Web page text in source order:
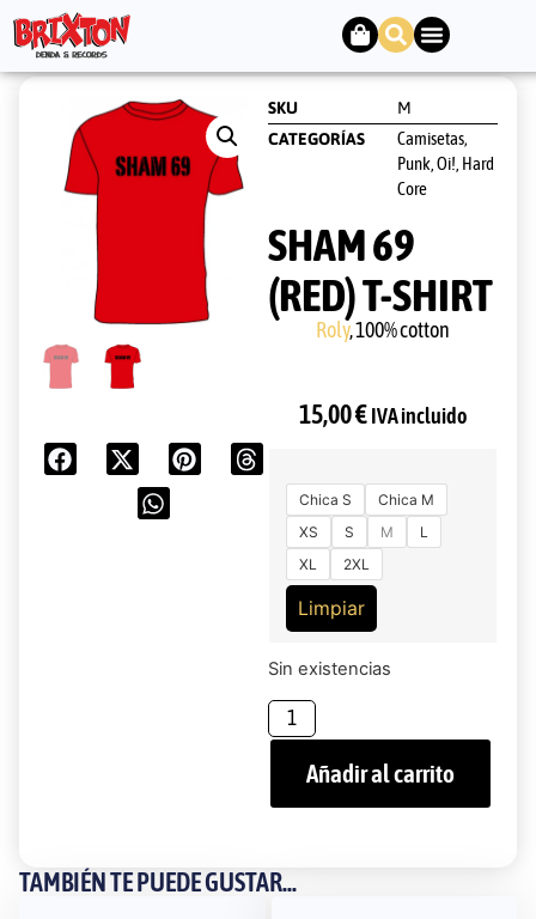
SKU
M
CATEGORÍAS
Camisetas,
Punk, Oi!, Hard
Core
SHAM 69
(RED) T-SHIRT
Roly, 100% cotton
15,00€IVA incluido
Chica S
Chica M
XS
S M
L
XL
2XL
Limpiar
Sin existencias
Añadir al carrito
TAMBIÉN TE PUEDE GUSTAR...